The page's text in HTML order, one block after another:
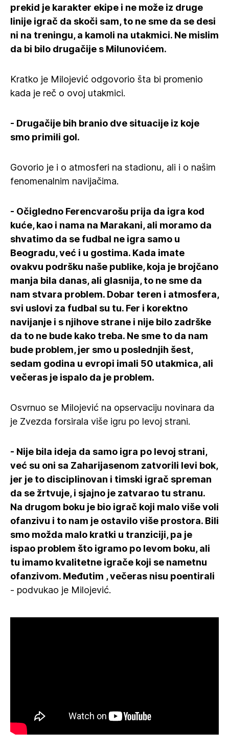
prekid je karakter ekipe i ne može iz druge
linije igrač da skoči sam, to ne sme da se desi
ni na treningu, a kamoli na utakmici. Ne mislim
da bi bilo drugačije s Milunovićem.
Kratko je Milojević odgovorio šta bi promenio
kada je reč o ovoj utakmici.
- Drugačije bih branio dve situacije iz koje
smo primili gol.
Govorio je i o atmosferi na stadionu, ali i o našim
fenomenalnim navijačima.
- Očigledno Ferencvarošu prija da igra kod
kuće, kao i nama na Marakani, ali moramo da
shvatimo da se fudbal ne igra samo u
Beogradu, već i u gostima. Kada imate
ovakvu podršku naše publike, koja je brojčano
manja bila danas, ali glasnija, to ne sme da
nam stvara problem. Dobar teren i atmosfera,
svi uslovi za fudbal su tu. Fer i korektno
navijanje i s njihove strane i nije bilo zadrške
da to ne bude kako treba. Ne sme to da nam
bude problem, jer smo u poslednjih šest,
sedam godina u evropi imali 50 utakmica, ali
večeras je ispalo da je problem.
Osvrnuo se Milojević na opservaciju novinara da
je Zvezda forsirala više igru po levoj strani.
- Nije bila ideja da samo igra po levoj strani,
već su oni sa Zaharijasenom zatvorili levi bok,
jer je to disciplinovan i timski igrač spreman
da se žrtvuje, i sjajno je zatvarao tu stranu.
Na drugom boku je bio igrač koji malo više voli
ofanzivu i to nam je ostavilo više prostora. Bili
smo možda malo kratki u tranziciji, pa je
ispao problem što igramo po levom boku, ali
tu imamo kvalitetne igrače koji se nametnu
ofanzivom. Međutim , večeras nisu poentirali
- podvukao je Milojević.